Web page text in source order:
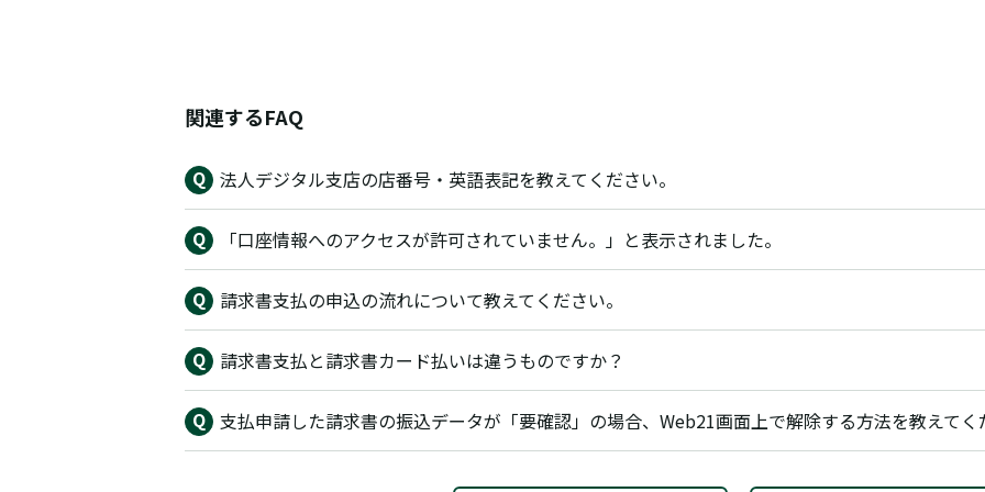
関連するFAQ
法人デジタル支店の店番号・英語表記を教えてください。
「口座情報へのアクセスが許可されていません。」と表示されました。
請求書支払の申込の流れについて教えてください。
請求書支払と請求書カード払いは違うものですか？
支払申請した請求書の振込データが「要確認」の場合、Web21画面上で解除する方法を教えてく